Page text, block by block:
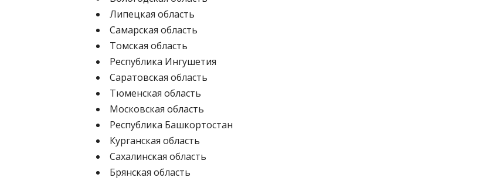
Липецкая область
Самарская область
Томская область
Республика Ингушетия
Саратовская область
Тюменская область
Московская область
Республика Башкортостан
Курганская область
Сахалинская область
Брянская область